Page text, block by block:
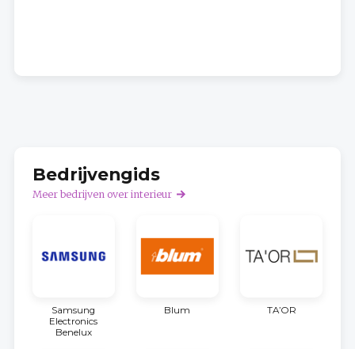
Bedrijvengids
Meer bedrijven over interieur
Samsung
Electronics
Benelux
Blum TA’OR